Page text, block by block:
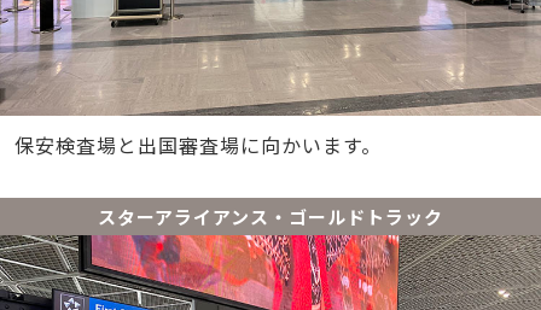
保安検査場と出国審査場に向かいます。
スターアライアンス・ゴールドトラック